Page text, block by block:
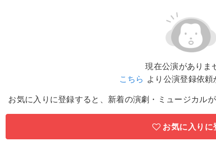
現在公演がありま
こちら より公演登録依頼
お気に入りに登録すると、新着の演劇・ミュージカル
お気に入りに